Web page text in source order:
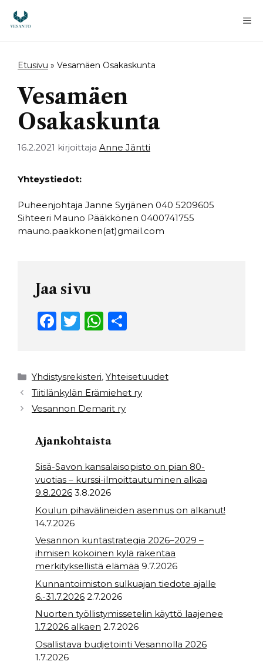
sisältöön
Etusivu » Vesamäen Osakaskunta
Vesamäen
Osakaskunta
16.2.2021 kirjoittaja Anne Jäntti
Yhteystiedot:
Puheenjohtaja Janne Syrjänen 040 5209605
Sihteeri Mauno Pääkkönen 0400741755
mauno.paakkonen(at)gmail.com
Jaa sivu
F
e
b
o
o
k
T
t
e
r
W
ts
A
p
p
e
Kategoriat
Yhdistysrekisteri, Yhteisetuudet
Tiitilänkylän Erämiehet ry
Vesannon Demarit ry
Ajankohtaista
Sisä-Savon kansalaisopisto on pian 80-
vuotias – kurssi-ilmoittautuminen alkaa
9.8.2026 3.8.2026
Koulun pihavälineiden asennus on alkanut!
14.7.2026
Vesannon kuntastrategia 2026–2029 –
ihmisen kokoinen kylä rakentaa
merkityksellistä elämää 9.7.2026
Kunnantoimiston sulkuajan tiedote ajalle
6.-31.7.2026 2.7.2026
Nuorten työllistymissetelin käyttö laajenee
1.7.2026 alkaen 2.7.2026
Osallistava budjetointi Vesannolla 2026
1.7.2026